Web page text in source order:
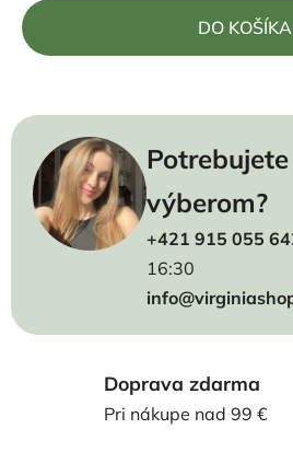
Jednotková cena:
DO KOŠÍKA
výberom?
+421 915 055
16:30
Doprava zdarma
Pri nákupe nad 99 €